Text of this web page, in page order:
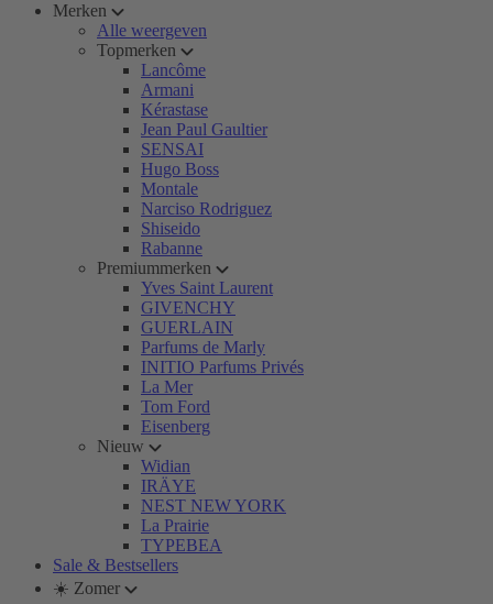
Merken
Alle weergeven
Topmerken
Lancôme
Armani
Kérastase
Jean Paul Gaultier
SENSAI
Hugo Boss
Montale
Narciso Rodriguez
Shiseido
Rabanne
Premiummerken
Yves Saint Laurent
GIVENCHY
GUERLAIN
Parfums de Marly
INITIO Parfums Privés
La Mer
Tom Ford
Eisenberg
Nieuw
Widian
IRÄYE
NEST NEW YORK
La Prairie
TYPEBEA
Sale & Bestsellers
☀️ Zomer